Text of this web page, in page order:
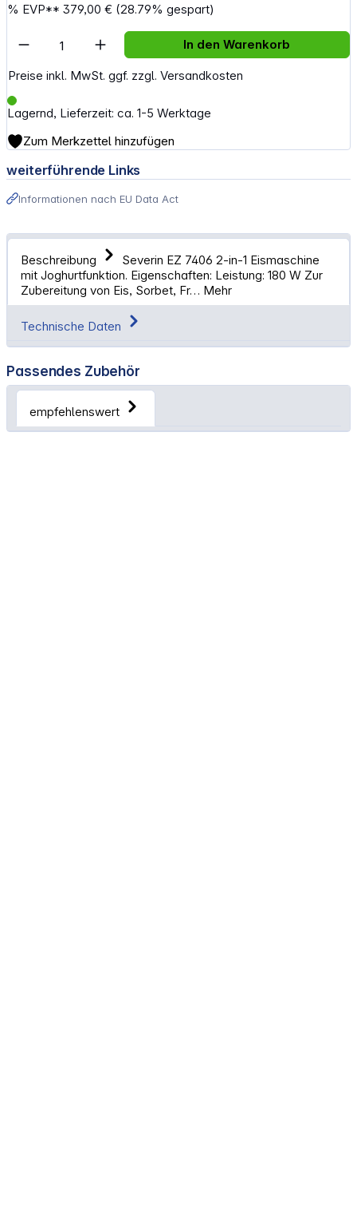
% EVP**379,00 € (28.79% gespart)
Preise inkl. MwSt. ggf. zzgl. Versandkosten
Lagernd, Lieferzeit: ca. 1-5 Werktage
Artikel Anzahl: Gib den gewünschten
In den Warenkorb
Zum Merkzettel hinzufügen
weiterführende Links
Informationen nach EU Data Act
Beschreibung
Severin EZ 7406 2-in-1 Eismaschine
mit Joghurtfunktion. Eigenschaften: Leistung: 180 W Zur
Zubereitung von Eis, Sorbet, Fr… Mehr
Technische Daten
Passendes Zubehör
empfehlenswert